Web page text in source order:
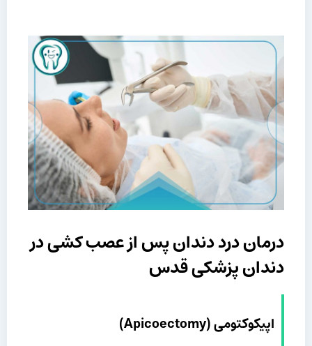
درمان درد دندان پس از عصب کشی در
دندان پزشکی قدس
اپیکوکتومی (Apicoectomy)